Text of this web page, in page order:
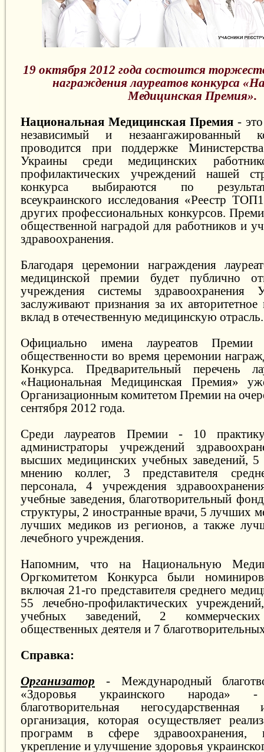
19 октября 2012 года состоится
награждения лауреатов конкурса
Медицинская Премия».
Национальная Медицинская Премия -
независимый и незаангажированный
проводится при поддержке Министерства
Украины среди медицинских
профилактических учреждений нашей
конкурса выбираются по
всеукраинского исследования «Реестр
других профессиональных конкурсов.
общественной наградой для работников и
здравоохранения.
Благодаря церемонии награждения
медицинской премии будет публично
учреждения системы здравоохранения
заслуживают признания за их
вклад в отечественную медицинскую отрасль.
Официально имена лауреатов Премии
общественности во время церемонии
Конкурса. Предварительный перечень
«Национальная Медицинская Премия»
Организационным комитетом Премии на
сентября 2012 года.
Среди лауреатов Премии - 10
администраторы учреждений
высших медицинских учебных заведений,
мнению коллег, 3 представителя
персонала, 4 учреждения
учебные заведения, благотворительный
структуры, 2 иностранные врачи, 5 лучших
лучших медиков из регионов, а также
лечебного учреждения.
Напомним, что на Национальную
Оргкомитетом Конкурса были
включая 21-го представителя среднего
55 лечебно-профилактических
учебных заведений, 2
общественных деятеля и 7
Справка:
Организатор - Международный
«Здоровья украинского народа» -
благотворительная
организация, которая осуществляет
программ в сфере здравоохранения,
укрепление и улучшение здоровья